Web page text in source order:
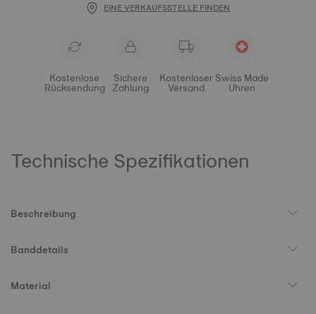
EINE VERKAUFSSTELLE FINDEN
Kostenlose
Rücksendung
Sichere
Zahlung
Kostenloser
Versand
Swiss Made
Uhren
Technische Spezifikationen
Beschreibung
Banddetails
Material